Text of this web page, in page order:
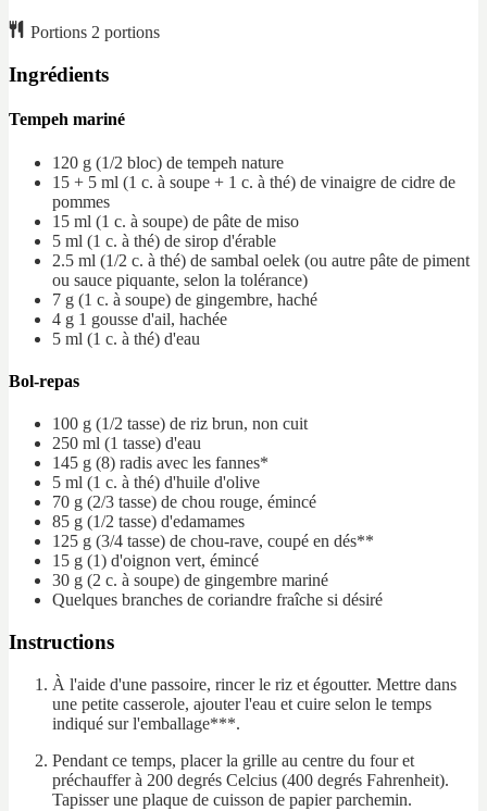
Portions 2 portions
Ingrédients
Tempeh mariné
120 g (1/2 bloc) de tempeh nature
15 + 5 ml (1 c. à soupe + 1 c. à thé) de vinaigre de cidre de
pommes
15 ml (1 c. à soupe) de pâte de miso
5 ml (1 c. à thé) de sirop d'érable
2.5 ml (1/2 c. à thé) de sambal oelek (ou autre pâte de piment
ou sauce piquante, selon la tolérance)
7 g (1 c. à soupe) de gingembre, haché
4 g 1 gousse d'ail, hachée
5 ml (1 c. à thé) d'eau
Bol-repas
100 g (1/2 tasse) de riz brun, non cuit
250 ml (1 tasse) d'eau
145 g (8) radis avec les fannes*
5 ml (1 c. à thé) d'huile d'olive
70 g (2/3 tasse) de chou rouge, émincé
85 g (1/2 tasse) d'edamames
125 g (3/4 tasse) de chou-rave, coupé en dés**
15 g (1) d'oignon vert, émincé
30 g (2 c. à soupe) de gingembre mariné
Quelques branches de coriandre fraîche si désiré
Instructions
À l'aide d'une passoire, rincer le riz et égoutter. Mettre dans
une petite casserole, ajouter l'eau et cuire selon le temps
indiqué sur l'emballage***.
Pendant ce temps, placer la grille au centre du four et
préchauffer à 200 degrés Celcius (400 degrés Fahrenheit).
Tapisser une plaque de cuisson de papier parchemin.